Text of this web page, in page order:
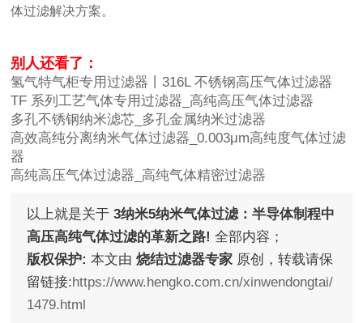
体过滤解决方案。
别人还看了：
氢气特气柜专用过滤器丨316L 不锈钢高压气体过滤器
TF 系列工艺气体专用过滤器_高纯高压气体过滤器
多孔不锈钢纳米滤芯_多孔金属纳米过滤器
高效高纯分离纳米气体过滤器_0.003μm高纯度气体过滤
器
高纯高压气体过滤器_高纯气体精密过滤器
以上就是关于3纳米5纳米气体过滤：半导体制程中
高压高纯气体过滤的革新之路! 全部内容；
版权保护:本文由烧结过滤器专家 原创，转载请保
留链接:https://www.hengko.com.cn/xinwendongtai/
1479.html